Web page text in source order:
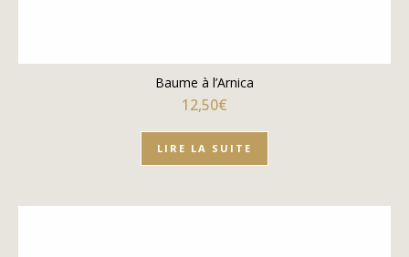
Baume à l’Arnica
12,50€
LIRE LA SUITE